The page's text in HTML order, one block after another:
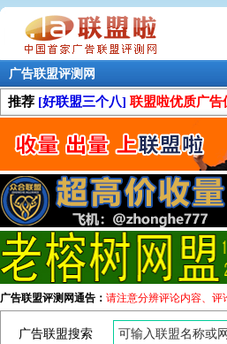
广告联盟评测网
推荐 [好联盟三个八] 联盟啦优质广告
广告联盟评测网通告： 请注意分辨评论内容、评
广告联盟搜索